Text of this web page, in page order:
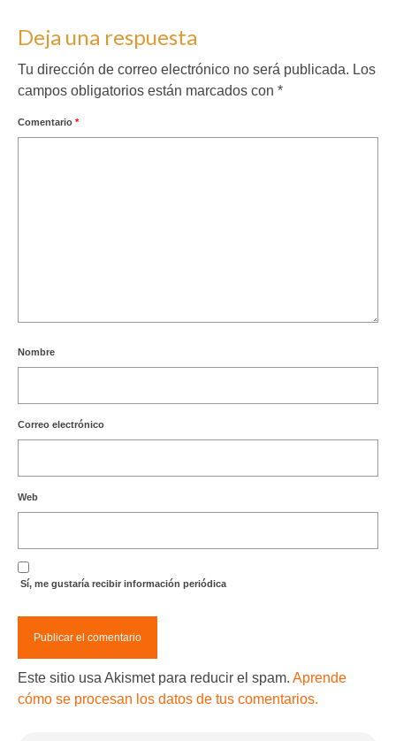
Deja una respuesta
Tu dirección de correo electrónico no será publicada. Los
campos obligatorios están marcados con *
Comentario *
Nombre
Correo electrónico
Web
Sí, me gustaría recibir información periódica
Este sitio usa Akismet para reducir el spam. Aprende
cómo se procesan los datos de tus comentarios.